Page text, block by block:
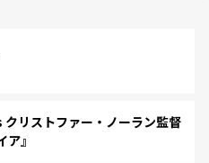
リストファー・ノーラン監督
』